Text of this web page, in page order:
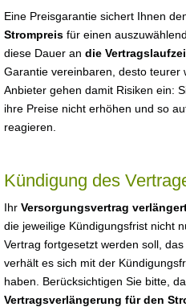
Eine Preisgarantie sichert Ihnen
Strompreis für einen
diese Dauer an die
Garantie vereinbaren, desto teurer
Anbieter gehen damit Risiken ein:
ihre Preise nicht erhöhen und so
reagieren.
Kündigung des
Ihr Versorgungsvertrag
die jeweilige Kündigungsfrist nicht
Vertrag fortgesetzt werden soll,
verhält es sich mit der
haben. Berücksichtigen Sie bitte,
Vertragsverlängerung für den